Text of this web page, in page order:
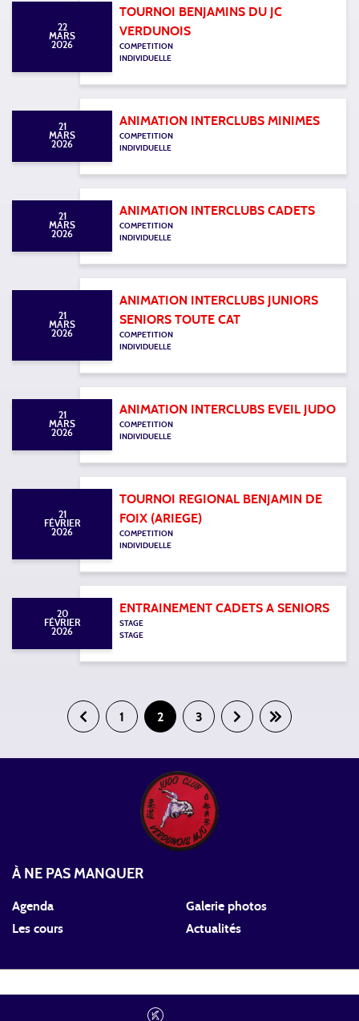
22
MARS
2026
TOURNOI BENJAMINS DU JC
VERDUNOIS
COMPETITION
INDIVIDUELLE
21
MARS
2026
ANIMATION INTERCLUBS MINIMES
COMPETITION
INDIVIDUELLE
21
MARS
2026
ANIMATION INTERCLUBS CADETS
COMPETITION
INDIVIDUELLE
21
MARS
2026
ANIMATION INTERCLUBS JUNIORS
SENIORS TOUTE CAT
COMPETITION
INDIVIDUELLE
21
MARS
2026
ANIMATION INTERCLUBS EVEIL JUDO
COMPETITION
INDIVIDUELLE
21
FÉVRIER
2026
TOURNOI REGIONAL BENJAMIN DE
FOIX (ARIEGE)
COMPETITION
INDIVIDUELLE
20
FÉVRIER
2026
ENTRAINEMENT CADETS A SENIORS
STAGE
STAGE
1 2 3
À NE PAS MANQUER
Agenda
Les cours
Galerie photos
Actualités